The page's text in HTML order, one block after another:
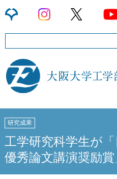
研究成果
工学研究科学生が
優秀論文講演奨励